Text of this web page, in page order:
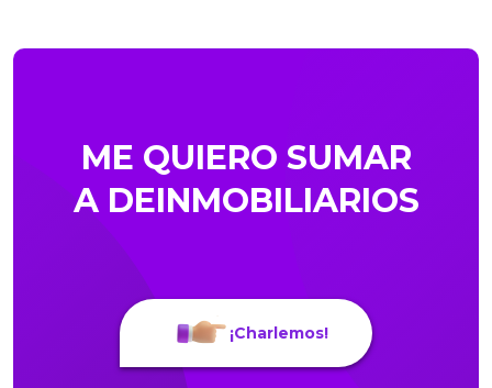
ME QUIERO SUMAR
A DEINMOBILIARIOS
¡Charlemos!